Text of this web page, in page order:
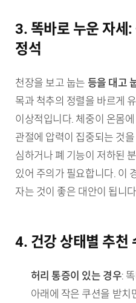
3. 똑바로 누운 자세:
정석
천장을 보고 눕는 등을 대고
목과 척추의 정렬을 바르게
이상적입니다. 체중이 온몸
관절에 압력이 집중되는 것
심하거나 폐 기능이 저하된
있어 주의가 필요합니다. 이
자는 것이 좋은 대안이 됩니
4. 건강 상태별 추천
허리 통증이 있는 경우:
아래에 작은 쿠션을 받치